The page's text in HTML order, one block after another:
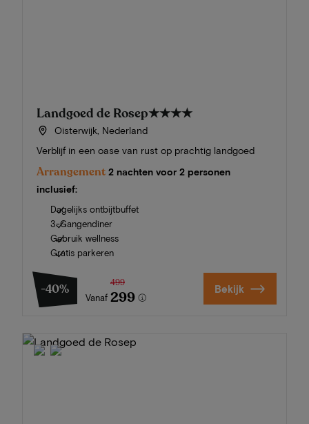
Landgoed de Rosep★★★★
Oisterwijk, Nederland
Verblijf in een oase van rust op prachtig landgoed
Arrangement 2 nachten voor 2 personen
inclusief:
Dagelijks ontbijtbuffet
3-Gangendiner
Gebruik wellness
Gratis parkeren
-40%
Vanaf
499
299 Bekijk